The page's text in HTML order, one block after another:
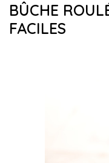
BÛCHE
FACILES